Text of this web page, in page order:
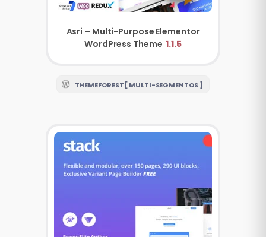
Asri – Multi-Purpose Elementor
WordPress Theme 1.1.5
THEMEFOREST [ MULTI-SEGMENTOS ]